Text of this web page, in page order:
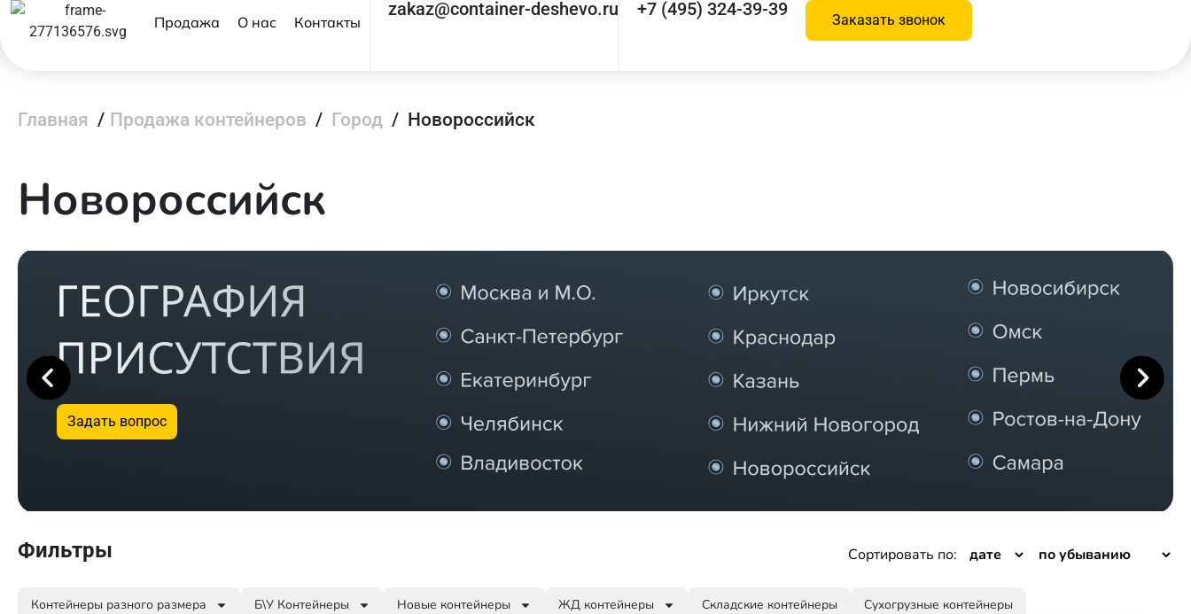
Продажа О нас Контакты
zakaz@container-deshevo.ru +7 (495) 324-39-39
Заказать звонок
Главная / Продажа контейнеров / Город / Новороссийск
Новороссийск
Задать вопрос
Фильтры Сортировать по:
Контейнеры разного размера Б\У Контейнеры Новые контейнеры ЖД контейнеры Складские контейнеры Сухогрузные контейнеры